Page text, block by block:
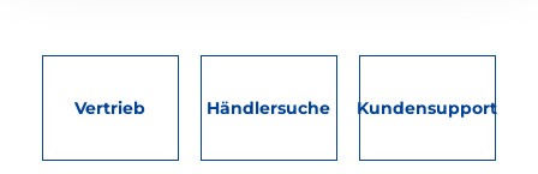
Vertrieb Händlersuche Kundensupport